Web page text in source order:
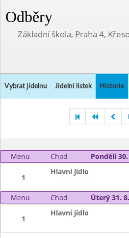
Odběry
Základní škola, Praha 4,
Vybrat jídelnu Jídelní lístek Historie
Menu Chod Pondělí
1
Hlavní jídlo
Menu Chod Úterý 31.
1
Hlavní jídlo